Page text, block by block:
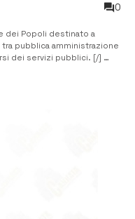
0
dei Popoli destinato a
pubblica amministrazione
dei servizi pubblici. [/]
di un ...